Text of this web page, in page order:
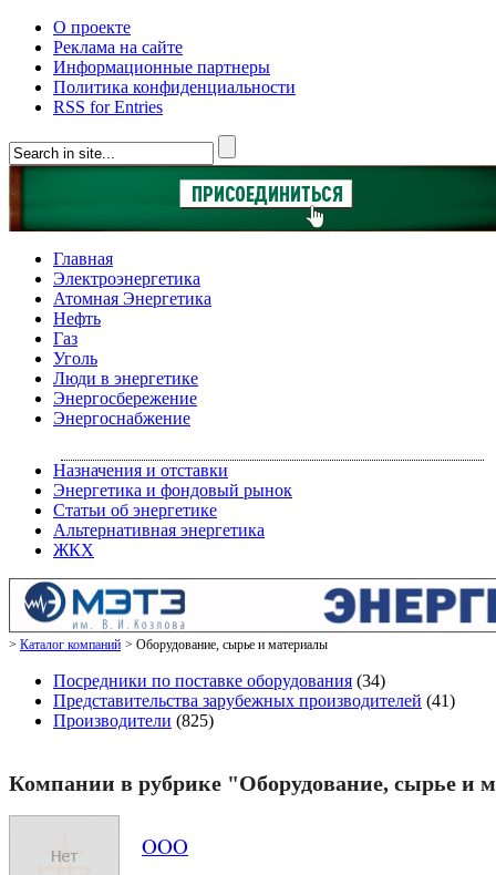
О проекте
Реклама на сайте
Информационные партнеры
Политика конфиденциальности
RSS for Entries
Главная
Электроэнергетика
Атомная Энергетика
Нефть
Газ
Уголь
Люди в энергетике
Энергосбережение
Энергоснабжение
Назначения и отставки
Энергетика и фондовый рынок
Статьи об энергетике
Альтернативная энергетика
ЖКХ
Каталог компаний Оборудование, сырье и материалы
Посредники по поставке оборудования (34)
Представительства зарубежных производителей (41)
Производители (825)
Компании в рубрике "Оборудование, сырье и
OOO